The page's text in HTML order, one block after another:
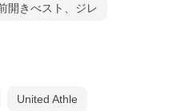
開きべスト、ジレ
United Athle